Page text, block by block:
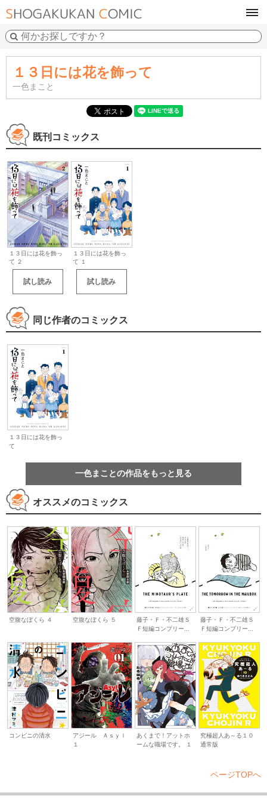
１３日には花を飾って
一色まこと
既刊コミックス
１３日には花を飾っ
て ２
試し読み
１３日には花を飾っ
て １
試し読み
同じ作者のコミックス
１３日には花を飾っ
て
一色まことの作品をもっと見る
オススメのコミックス
空腹なぼくら ４ 空腹なぼくら ５
藤子・Ｆ・不二雄Ｓ
Ｆ短編コンプリー...
藤子・Ｆ・不二雄Ｓ
Ｆ短編コンプリー...
コンビニの清水
アジール Ａｓｙｌ
１
あくまで！アットホ
ームな職場です。 １
究極超人あ～る１０
通常版
ページTOPへ